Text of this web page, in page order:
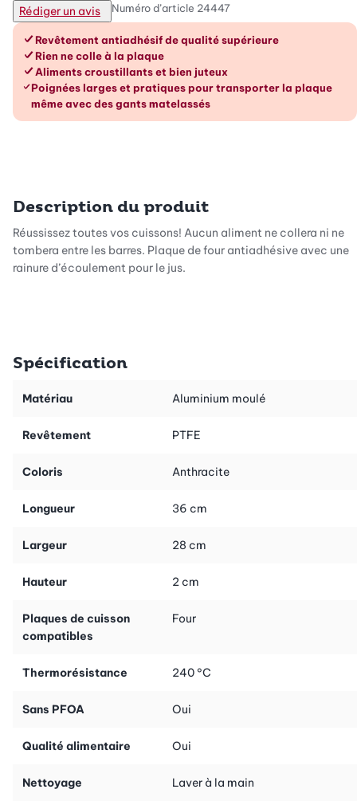
Rédiger un avis Numéro d’article 24447
Les avantages en un coup d’œil
Revêtement antiadhésif de qualité supérieure
Rien ne colle à la plaque
Aliments croustillants et bien juteux
Poignées larges et pratiques pour transporter la plaque
même avec des gants matelassés
Description du produit
Réussissez toutes vos cuissons! Aucun aliment ne collera ni ne
tombera entre les barres. Plaque de four antiadhésive avec une
rainure d’écoulement pour le jus.
Spécification
Matériau Aluminium moulé
Revêtement PTFE
Coloris Anthracite
Longueur 36 cm
Largeur 28 cm
Hauteur 2 cm
Plaques de cuisson
compatibles
Four
Thermorésistance 240 °C
Sans PFOA Oui
Qualité alimentaire Oui
Nettoyage Laver à la main